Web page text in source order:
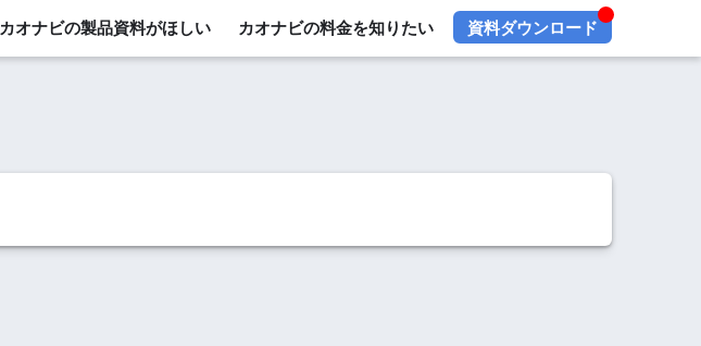
カオナビの製品資料がほしい カオナビの料金を知りたい 資料ダウンロード